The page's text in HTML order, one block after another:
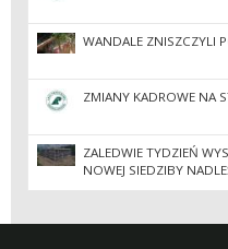
WANDALE ZNISZCZYLI
ZMIANY KADROWE NA
ZALEDWIE TYDZIEŃ
NOWEJ SIEDZIBY